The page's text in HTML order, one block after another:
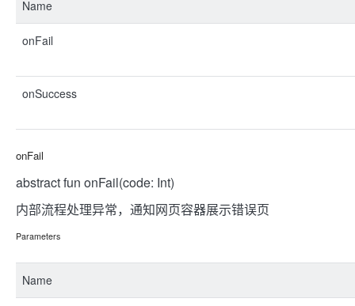
Name
onFail
onSuccess
onFail
abstract fun onFail(code: Int)
内部流程处理异常，通知网页容器展示错误页
Parameters
Name